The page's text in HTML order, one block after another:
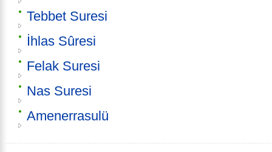
Tebbet Suresi
İhlas Sûresi
Felak Suresi
Nas Suresi
Amenerrasulü